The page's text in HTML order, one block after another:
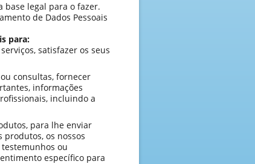
base legal para o fazer.
de Dados Pessoais
para:
satisfazer os seus
consultas, fornecer
informações
incluindo a
para lhe enviar
os nossos
testemunhos ou
específico para